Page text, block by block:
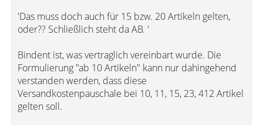
'Das muss doch auch für 15 bzw. 20 Artikeln gelten,
oder?? Schließlich steht da AB. '
Bindent ist, was vertraglich vereinbart wurde. Die
Formulierung "ab 10 Artikeln" kann nur dahingehend
verstanden werden, dass diese
Versandkostenpauschale bei 10, 11, 15, 23, 412 Artikel
gelten soll.